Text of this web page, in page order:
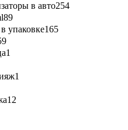
в авто254
89
упаковке165
1
1
12